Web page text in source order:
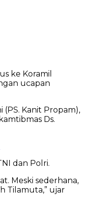
ke Koramil
ucapan
(PS. Kanit Propam),
Ds.
dan Polri.
Meski sederhana,
Tilamuta,” ujar